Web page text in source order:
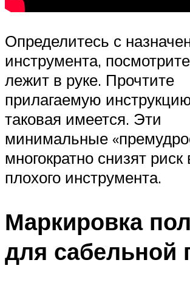
Определитесь с
инструмента,
лежит в руке. Прочтите
прилагаемую
таковая имеется. Эти
минимальные
многократно снизят
плохого инструмента.
Маркировка
для сабельной